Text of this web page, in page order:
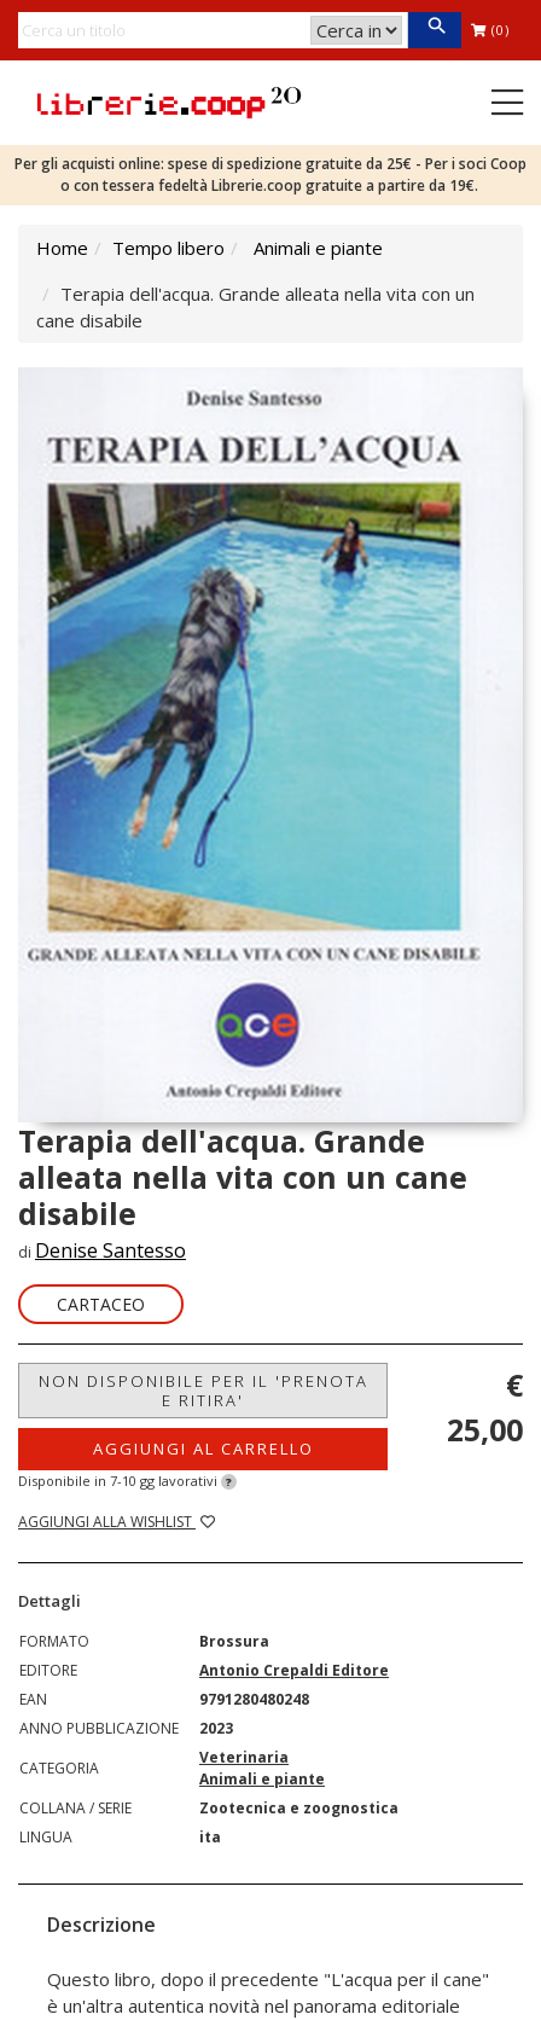
(0)
Per gli acquisti online: spese di spedizione gratuite da 25€ - Per i soci Coop
o con tessera fedeltà Librerie.coop gratuite a partire da 19€.
Home Tempo libero
Animali e piante
Terapia dell'acqua. Grande alleata nella vita con un
cane disabile
Terapia dell'acqua. Grande
alleata nella vita con un cane
disabile
di Denise Santesso
CARTACEO
NON DISPONIBILE PER IL 'PRENOTA
E RITIRA'
AGGIUNGI AL CARRELLO
Disponibile in 7-10 gg lavorativi ?
AGGIUNGI ALLA WISHLIST
€
25,00
Dettagli
FORMATO
Brossura
EDITORE
Antonio Crepaldi Editore
EAN
9791280480248
ANNO PUBBLICAZIONE
2023
CATEGORIA
Veterinaria
Animali e piante
COLLANA / SERIE
Zootecnica e zoognostica
LINGUA
ita
Descrizione
Questo libro, dopo il precedente "L'acqua per il cane"
è un'altra autentica novità nel panorama editoriale